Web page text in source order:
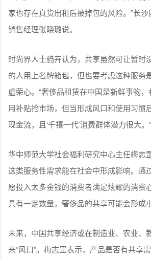
家也存在真货出租后被掉包的风险。”长
销售经理张晓璐说。
时尚界人士驺卉认为，共享虽然可让暂时
的人用上名牌箱包，但也要考虑这种服务
虚荣心。“奢侈品租赁在中国是新鲜事物
用补贴抢市场，但当形成风口和使用习惯
现金流，且‘千禧一代’消费群体潜力很大。”
华中师范大学社会福利研究中心主任梅志
这类服务性需求能在社会中形成影响。通
愿投入太多金钱的消费者满足炫耀的消费
具有一定数量，奢侈品的共享可能会形成
未来，中国共享经济或在制造业、农业、
来“风口”。梅志罡表示，产品是否有共享